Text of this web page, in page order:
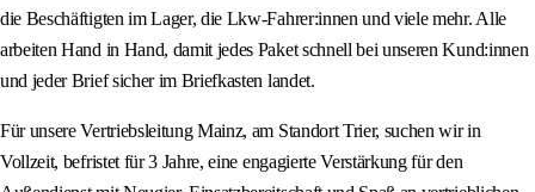
die Beschäftigten im Lager, die Lkw-Fahrer:innen und viele mehr. Alle
arbeiten Hand in Hand, damit jedes Paket schnell bei unseren Kund:innen
und jeder Brief sicher im Briefkasten landet.
Für unsere Vertriebsleitung Mainz, am Standort Trier, suchen wir in
Vollzeit, befristet für 3 Jahre, eine engagierte Verstärkung für den